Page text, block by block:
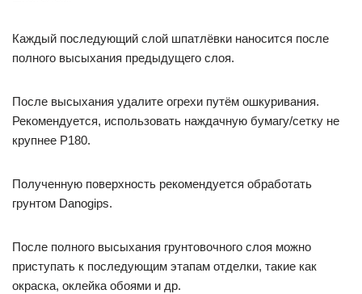
Каждый последующий слой шпатлёвки наносится после
полного высыхания предыдущего слоя.
После высыхания удалите огрехи путём ошкуривания.
Рекомендуется, использовать наждачную бумагу/сетку не
крупнее P180.
Полученную поверхность рекомендуется обработать
грунтом Danogips.
После полного высыхания грунтовочного слоя можно
приступать к последующим этапам отделки, такие как
окраска, оклейка обоями и др.